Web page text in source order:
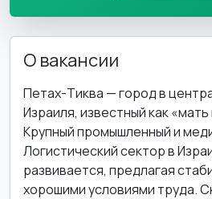
О вакансии
Петах-Тиква — город в
Израиля, известный как
Крупный промышленный и
Логистический сектор в
развивается, предлагая
хорошими условиями труда.